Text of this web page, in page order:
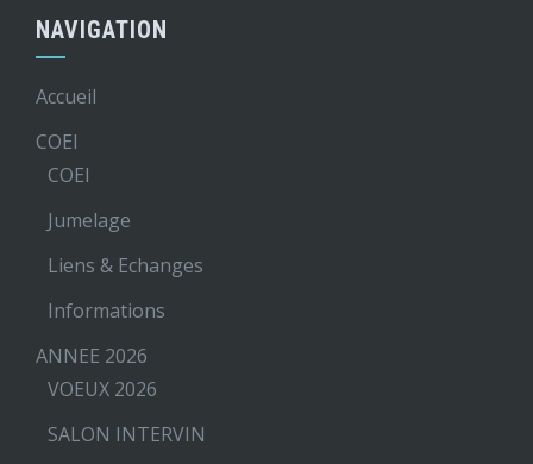
NAVIGATION
Accueil
COEI
COEI
Jumelage
Liens & Echanges
Informations
ANNEE 2026
VOEUX 2026
SALON INTERVIN